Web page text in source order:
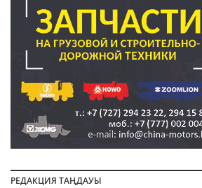
РЕДАКЦИЯ ТАҢДАУЫ